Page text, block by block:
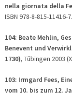
nella giornata della
ISBN 978-8-815-11416-7.
104: Beate Mehlin,
Benevent und
1730), Tübingen 2003
103: Irmgard Fees,
vom 10. bis zum 12.